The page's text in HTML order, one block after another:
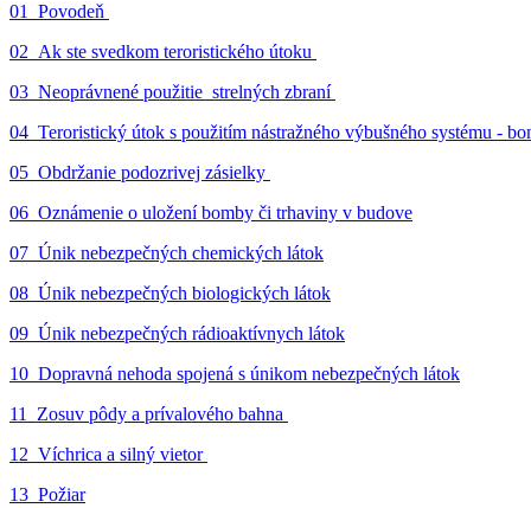
01_Povodeň
02_Ak ste svedkom teroristického útoku
03_Neoprávnené použitie strelných zbraní
04_Teroristický útok s použitím nástražného výbušného systému -
05_Obdržanie podozrivej zásielky
06_Oznámenie o uložení bomby či trhaviny v budove
07_Únik nebezpečných chemických látok
08_Únik nebezpečných biologických látok
09_Únik nebezpečných rádioaktívnych látok
10_Dopravná nehoda spojená s únikom nebezpečných látok
11_Zosuv pôdy a prívalového bahna
12_Víchrica a silný vietor
13_Požiar